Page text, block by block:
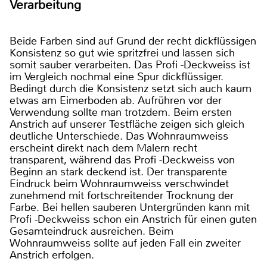
Verarbeitung
Beide Farben sind auf Grund der recht dickflüssigen
Konsistenz so gut wie spritzfrei und lassen sich
somit sauber verarbeiten. Das Profi -Deckweiss ist
im Vergleich nochmal eine Spur dickflüssiger.
Bedingt durch die Konsistenz setzt sich auch kaum
etwas am Eimerboden ab. Aufrühren vor der
Verwendung sollte man trotzdem. Beim ersten
Anstrich auf unserer Testfläche zeigen sich gleich
deutliche Unterschiede. Das Wohnraumweiss
erscheint direkt nach dem Malern recht
transparent, während das Profi -Deckweiss von
Beginn an stark deckend ist. Der transparente
Eindruck beim Wohnraumweiss verschwindet
zunehmend mit fortschreitender Trocknung der
Farbe. Bei hellen sauberen Untergründen kann mit
Profi -Deckweiss schon ein Anstrich für einen guten
Gesamteindruck ausreichen. Beim
Wohnraumweiss sollte auf jeden Fall ein zweiter
Anstrich erfolgen.